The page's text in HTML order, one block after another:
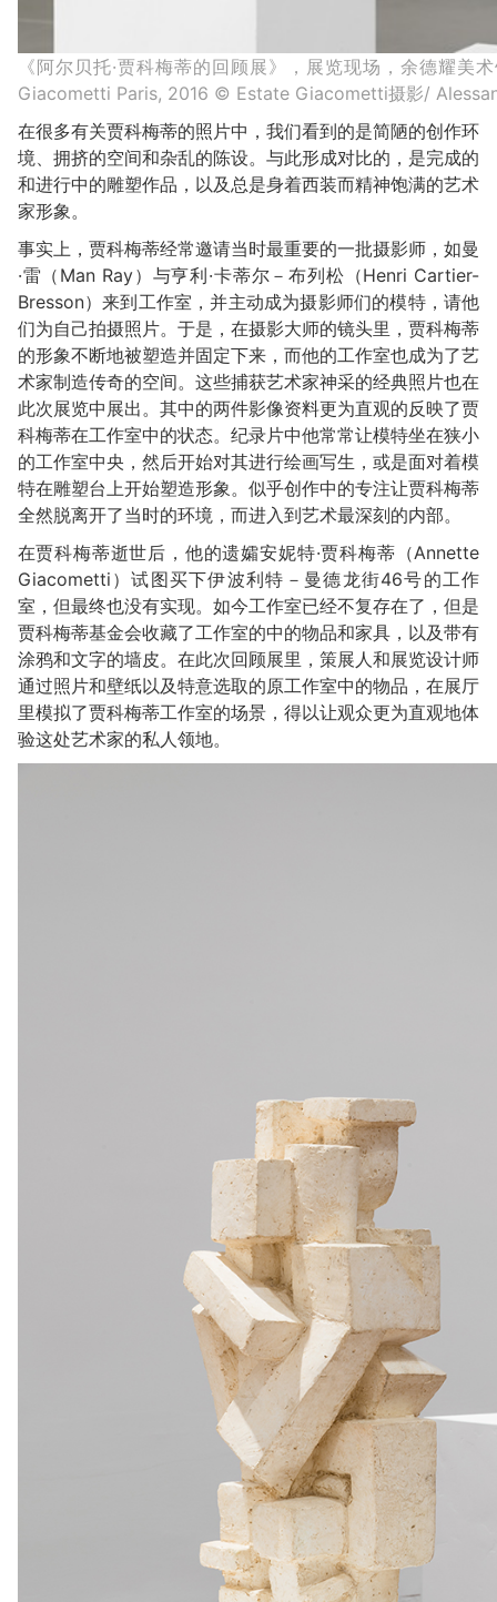
《阿尔贝托·贾科梅蒂的回顾展》，展览现场，余德耀
Giacometti Paris, 2016 © Estate Giacometti摄影/
在很多有关贾科梅蒂的照片中，我们看到的是简陋的创作环
境、拥挤的空间和杂乱的陈设。与此形成对比的，是完成的
和进行中的雕塑作品，以及总是身着西装而精神饱满的艺术
家形象。
事实上，贾科梅蒂经常邀请当时最重要的一批摄影师，如曼
·雷（Man Ray）与亨利·卡蒂尔－布列松（Henri Cartier-
Bresson）来到工作室，并主动成为摄影师们的模特，请他
们为自己拍摄照片。于是，在摄影大师的镜头里，贾科梅蒂
的形象不断地被塑造并固定下来，而他的工作室也成为了艺
术家制造传奇的空间。这些捕获艺术家神采的经典照片也在
此次展览中展出。其中的两件影像资料更为直观的反映了贾
科梅蒂在工作室中的状态。纪录片中他常常让模特坐在狭小
的工作室中央，然后开始对其进行绘画写生，或是面对着模
特在雕塑台上开始塑造形象。似乎创作中的专注让贾科梅蒂
全然脱离开了当时的环境，而进入到艺术最深刻的内部。
在贾科梅蒂逝世后，他的遗孀安妮特·贾科梅蒂（Annette
Giacometti）试图买下伊波利特－曼德龙街46号的工作
室，但最终也没有实现。如今工作室已经不复存在了，但是
贾科梅蒂基金会收藏了工作室的中的物品和家具，以及带有
涂鸦和文字的墙皮。在此次回顾展里，策展人和展览设计师
通过照片和壁纸以及特意选取的原工作室中的物品，在展厅
里模拟了贾科梅蒂工作室的场景，得以让观众更为直观地体
验这处艺术家的私人领地。